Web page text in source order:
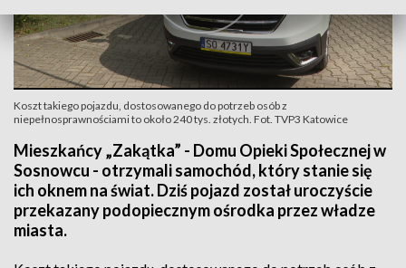
Koszt takiego pojazdu, dostosowanego do potrzeb osób z
niepełnosprawnościami to około 240 tys. złotych. Fot. TVP3 Katowice
Mieszkańcy „Zakątka” - Domu Opieki Społecznej w
Sosnowcu - otrzymali samochód, który stanie się
ich oknem na świat. Dziś pojazd został uroczyście
przekazany podopiecznym ośrodka przez władze
miasta.